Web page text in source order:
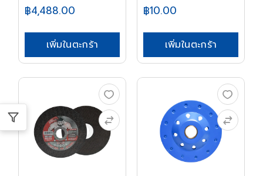
฿4,488.00
เพิ่มในตะกร้า
฿10.00
เพิ่มในตะกร้า